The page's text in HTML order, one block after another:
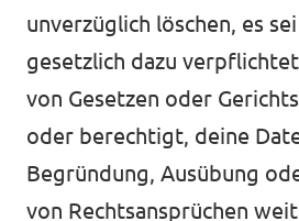
unverzüglich löschen, es
gesetzlich dazu
von Gesetzen oder
oder berechtigt, deine
Begründung, Ausübung
von Rechtsansprüchen